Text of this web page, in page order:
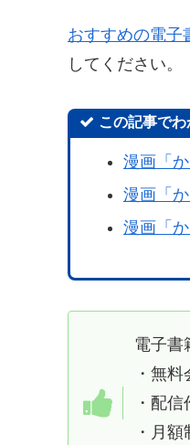
おすすめの電子
してください。
この記事でわ
漫画「
漫画「
漫画「
電子書
・無
・配
・月